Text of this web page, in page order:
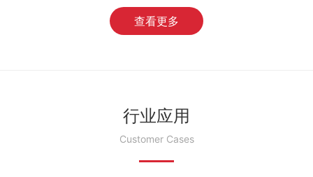
查看更多
行业应用
Customer Cases